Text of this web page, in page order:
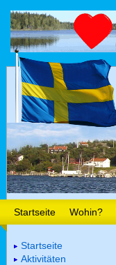
Startseite Wohin?
Startseite
Aktivitäten